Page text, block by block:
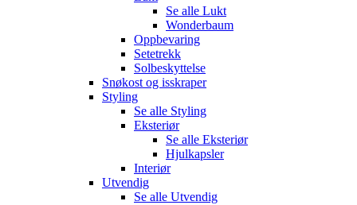
Se alle Lukt
Wonderbaum
Oppbevaring
Setetrekk
Solbeskyttelse
Snøkost og isskraper
Styling
Se alle Styling
Eksteriør
Se alle Eksteriør
Hjulkapsler
Interiør
Utvendig
Se alle Utvendig